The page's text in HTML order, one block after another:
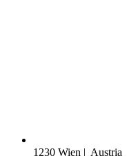
1230 Wien | Austria